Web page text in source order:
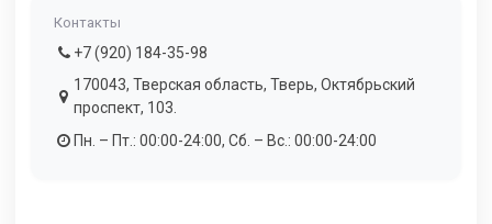
Контакты
+7 (920) 184-35-98
170043, Тверская область, Тверь, Октябрьский
проспект, 103.
Пн. – Пт.: 00:00-24:00, Сб. – Вс.: 00:00-24:00